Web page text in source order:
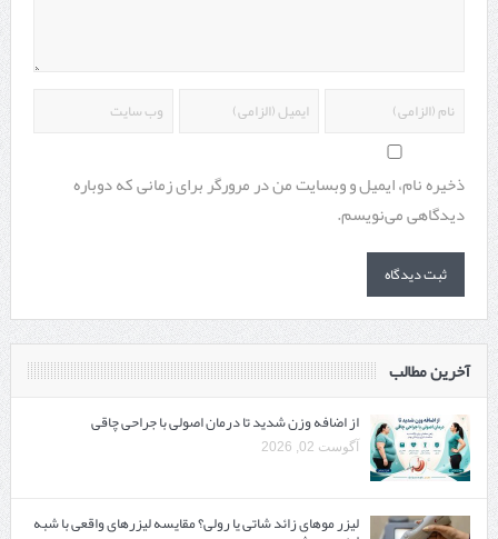
ذخیره نام، ایمیل و وبسایت من در مرورگر برای زمانی که دوباره
دیدگاهی می‌نویسم.
آخرین مطالب
از اضافه وزن شدید تا درمان اصولی با جراحی چاقی
آگوست 02, 2026
لیزر موهای زائد شاتی یا رولی؟ مقایسه لیزرهای واقعی با شبه‌